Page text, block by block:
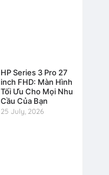
HP Series 3 Pro 27
inch FHD: Màn Hình
Tối Ưu Cho Mọi Nhu
Cầu Của Bạn
25 July, 2026